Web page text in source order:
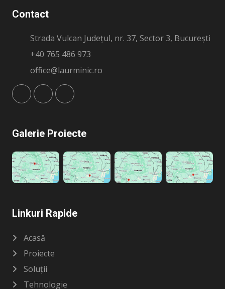
Contact
Strada Vulcan Județul, nr. 37, Sector 3, București
+40 765 486 973
office@laurminic.ro
Galerie Proiecte
Linkuri Rapide
Acasă
Proiecte
Soluții
Tehnologie